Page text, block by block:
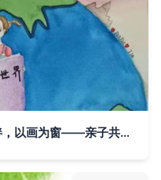
三醒成长路 以树为喻，以书为伴，以画为窗——亲子共读与艺术启迪下的生命画卷